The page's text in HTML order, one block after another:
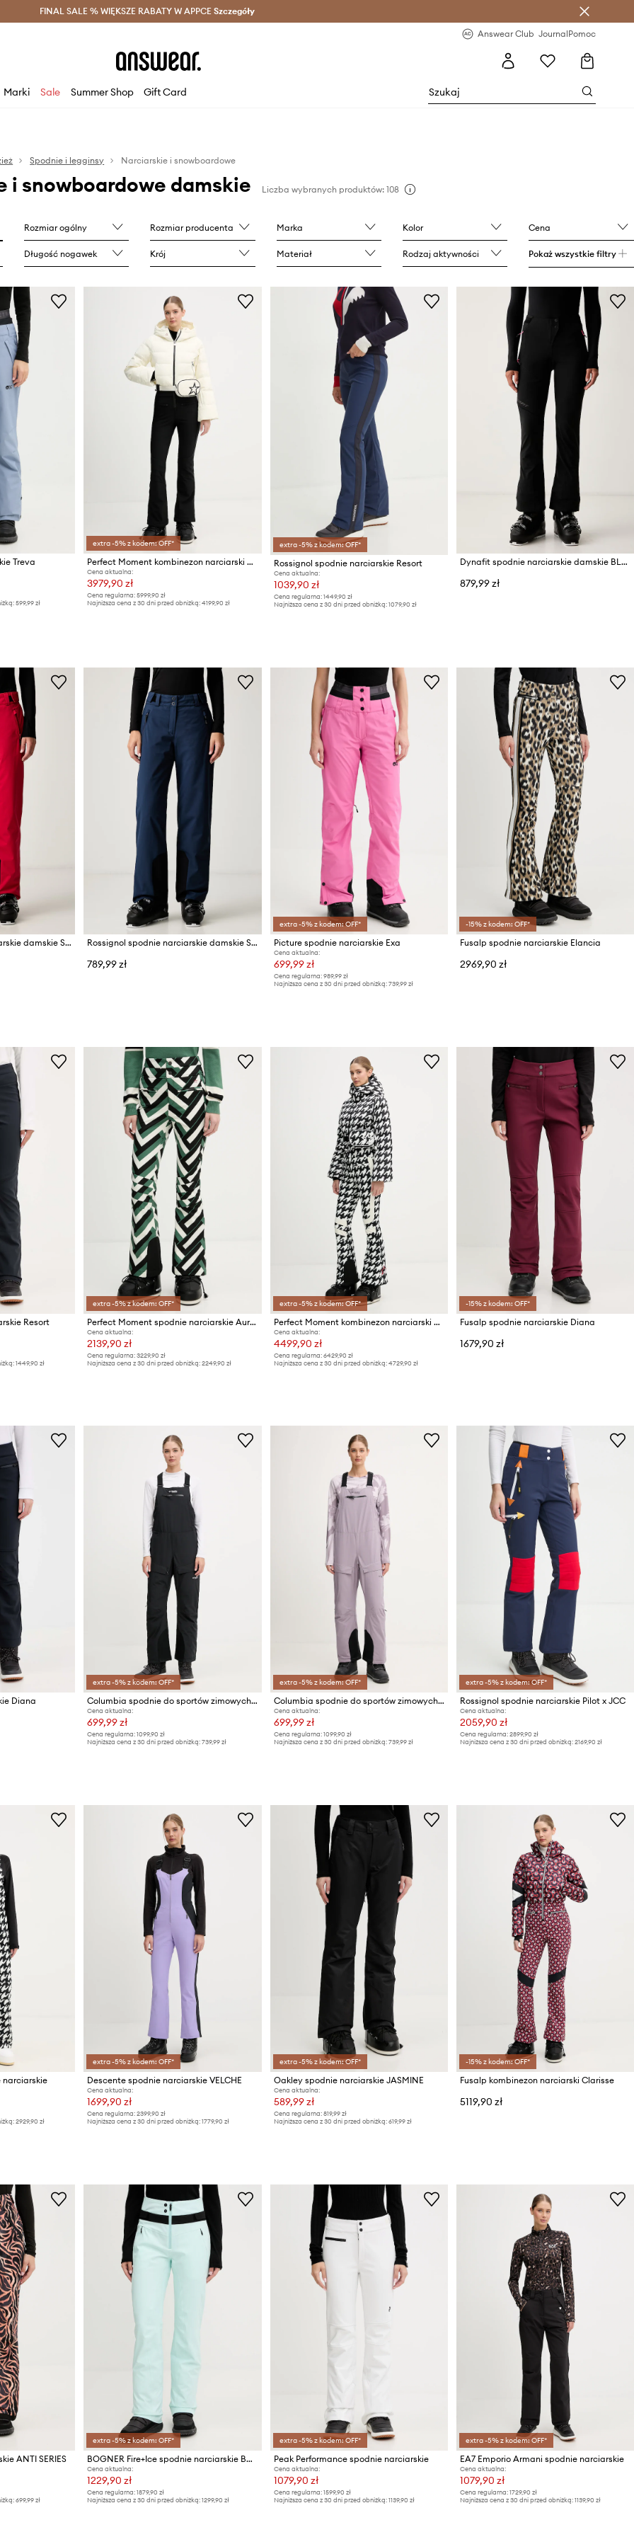
Oszczędzaj z Answear Club > Dostawa nawet w 24h >
FINAL SALE % WIĘKSZE RABATY W APPCE Szczegóły
Answear Club JournalPomoc
Marki Sale Summer Shop Gift Card
Spodnie i legginsy Narciarskie i snowboardowe
i snowboardowe damskie Liczba wybranych produktów: 108
Rozmiar ogólny Rozmiar producenta Marka Kolor Cena
Długość nogawek Krój Materiał Rodzaj aktywności Pokaż wszystkie filtry
Treva
599,99 zł
extra -5% z kodem: OFF*
Perfect Moment kombinezon narciarski puchowy Polar Flare
Cena aktualna:
3979,90 zł
Cena regularna: 5999,90 zł
Najniższa cena z 30 dni przed obniżką: 4199,90 zł
extra -5% z kodem: OFF*
Rossignol spodnie narciarskie Resort
Cena aktualna:
1039,90 zł
Cena regularna: 1449,90 zł
Najniższa cena z 30 dni przed obniżką: 1079,90 zł
Dynafit spodnie narciarskie damskie BLACKLIGHT
879,99 zł
Rossignol spodnie narciarskie damskie STRAWPILE Rossignol spodnie narciarskie damskie STRAWPILE
789,99 zł
extra -5% z kodem: OFF*
Picture spodnie narciarskie Exa
Cena aktualna:
699,99 zł
Cena regularna: 989,99 zł
Najniższa cena z 30 dni przed obniżką: 739,99 zł
-15% z kodem: OFF*
Fusalp spodnie narciarskie Elancia
2969,90 zł
Resort
1449,90 zł
extra -5% z kodem: OFF*
Perfect Moment spodnie narciarskie Aurora
Cena aktualna:
2139,90 zł
Cena regularna: 3229,90 zł
Najniższa cena z 30 dni przed obniżką: 2249,90 zł
extra -5% z kodem: OFF*
Perfect Moment kombinezon narciarski puchowy Polar Flare
Cena aktualna:
4499,90 zł
Cena regularna: 6429,90 zł
Najniższa cena z 30 dni przed obniżką: 4729,90 zł
-15% z kodem: OFF*
Fusalp spodnie narciarskie Diana
1679,90 zł
Diana
extra -5% z kodem: OFF*
Columbia spodnie do sportów zimowych Highland Summit
Cena aktualna:
699,99 zł
Cena regularna: 1099,90 zł
Najniższa cena z 30 dni przed obniżką: 739,99 zł
extra -5% z kodem: OFF*
Columbia spodnie do sportów zimowych Highland Summit
Cena aktualna:
699,99 zł
Cena regularna: 1099,90 zł
Najniższa cena z 30 dni przed obniżką: 739,99 zł
extra -5% z kodem: OFF*
Rossignol spodnie narciarskie Pilot x JCC
Cena aktualna:
2059,90 zł
Cena regularna: 2899,90 zł
Najniższa cena z 30 dni przed obniżką: 2169,90 zł
narciarskie
2929,90 zł
extra -5% z kodem: OFF*
Descente spodnie narciarskie VELCHE
Cena aktualna:
1699,90 zł
Cena regularna: 2399,90 zł
Najniższa cena z 30 dni przed obniżką: 1779,90 zł
extra -5% z kodem: OFF*
Oakley spodnie narciarskie JASMINE
Cena aktualna:
589,99 zł
Cena regularna: 819,99 zł
Najniższa cena z 30 dni przed obniżką: 619,99 zł
-15% z kodem: OFF*
Fusalp kombinezon narciarski Clarisse
5119,90 zł
ANTI SERIES
699,99 zł
extra -5% z kodem: OFF*
BOGNER Fire+Ice spodnie narciarskie BORJA
Cena aktualna:
1229,90 zł
Cena regularna: 1879,90 zł
Najniższa cena z 30 dni przed obniżką: 1299,90 zł
extra -5% z kodem: OFF*
Peak Performance spodnie narciarskie
Cena aktualna:
1079,90 zł
Cena regularna: 1599,90 zł
Najniższa cena z 30 dni przed obniżką: 1139,90 zł
extra -5% z kodem: OFF*
EA7 Emporio Armani spodnie narciarskie
Cena aktualna:
1079,90 zł
Cena regularna: 1729,90 zł
Najniższa cena z 30 dni przed obniżką: 1139,90 zł